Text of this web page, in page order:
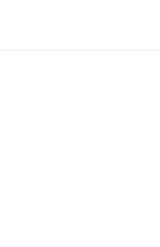
本反合到 C2 后端
皮书》——Intel
指定架构版本
命令行中使用百度